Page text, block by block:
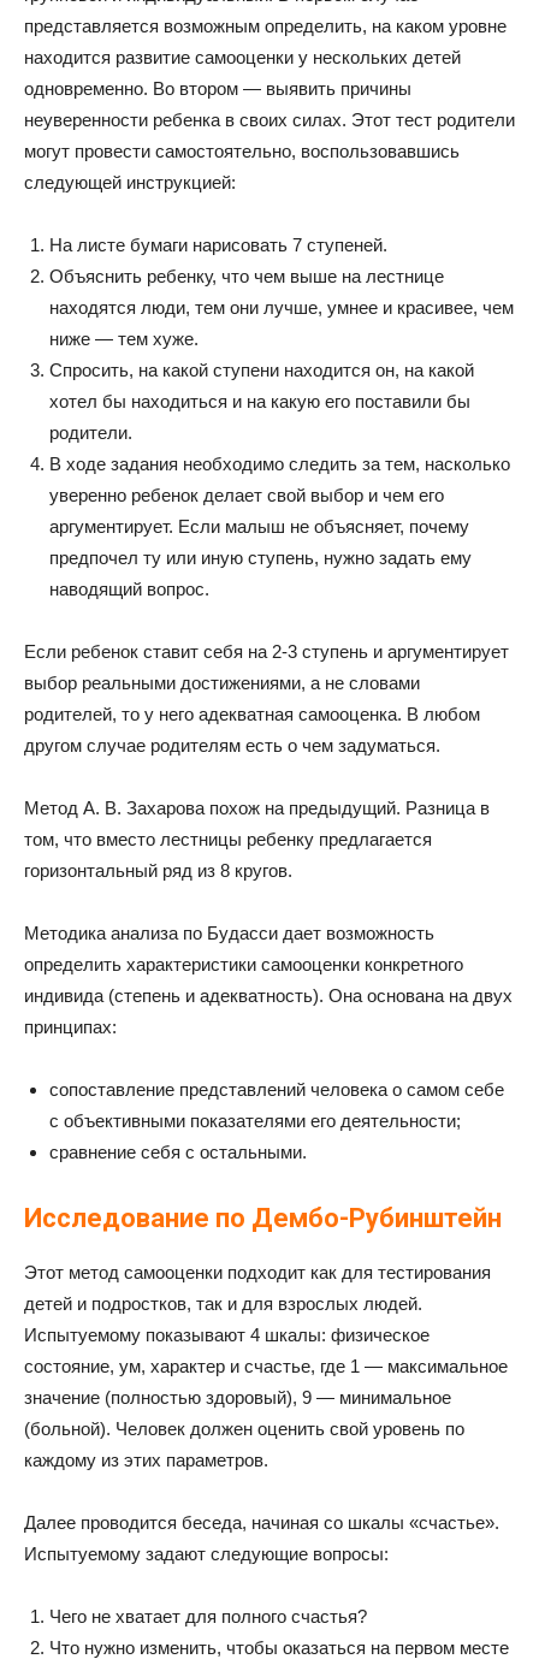
представляется возможным определить, на каком уровне
находится развитие самооценки у нескольких детей
одновременно. Во втором — выявить причины
неуверенности ребенка в своих силах. Этот тест родители
могут провести самостоятельно, воспользовавшись
следующей инструкцией:
На листе бумаги нарисовать 7 ступеней.
Объяснить ребенку, что чем выше на лестнице
находятся люди, тем они лучше, умнее и красивее, чем
ниже — тем хуже.
Спросить, на какой ступени находится он, на какой
хотел бы находиться и на какую его поставили бы
родители.
В ходе задания необходимо следить за тем, насколько
уверенно ребенок делает свой выбор и чем его
аргументирует. Если малыш не объясняет, почему
предпочел ту или иную ступень, нужно задать ему
наводящий вопрос.
Если ребенок ставит себя на 2-3 ступень и аргументирует
выбор реальными достижениями, а не словами
родителей, то у него адекватная самооценка. В любом
другом случае родителям есть о чем задуматься.
Метод А. В. Захарова похож на предыдущий. Разница в
том, что вместо лестницы ребенку предлагается
горизонтальный ряд из 8 кругов.
Методика анализа по Будасси дает возможность
определить характеристики самооценки конкретного
индивида (степень и адекватность). Она основана на двух
принципах:
сопоставление представлений человека о самом себе
с объективными показателями его деятельности;
сравнение себя с остальными.
Исследование по Дембо-Рубинштейн
Этот метод самооценки подходит как для тестирования
детей и подростков, так и для взрослых людей.
Испытуемому показывают 4 шкалы: физическое
состояние, ум, характер и счастье, где 1 — максимальное
значение (полностью здоровый), 9 — минимальное
(больной). Человек должен оценить свой уровень по
каждому из этих параметров.
Далее проводится беседа, начиная со шкалы «счастье».
Испытуемому задают следующие вопросы:
Чего не хватает для полного счастья?
Что нужно изменить, чтобы оказаться на первом месте